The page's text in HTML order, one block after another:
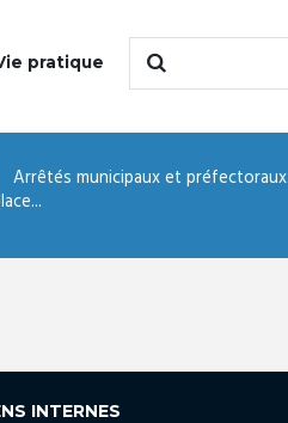
pratique
Arrêtés municipaux et préfectoraux
INTERNES